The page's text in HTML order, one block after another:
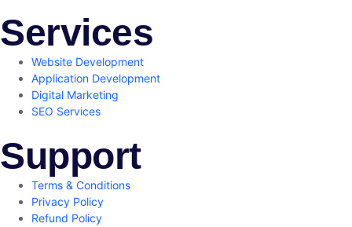
Services
Website Development
Application Development
Digital Marketing
SEO Services
Support
Terms & Conditions
Privacy Policy
Refund Policy